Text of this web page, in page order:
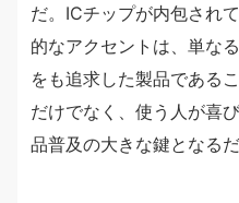
だ。ICチップが内包され
的なアクセントは、単な
をも追求した製品である
だけでなく、使う人が喜
品普及の大きな鍵となるだ